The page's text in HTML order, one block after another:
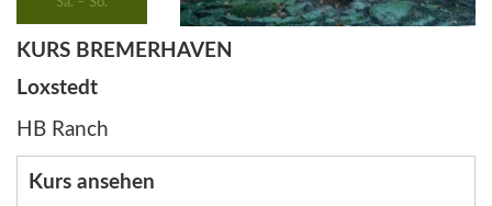
KURS BREMERHAVEN
Loxstedt
HB Ranch
Kurs ansehen